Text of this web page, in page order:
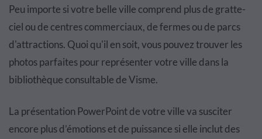
Peu importe si votre belle ville comprend plus de gratte-
ciel ou de centres commerciaux, de fermes ou de parcs
d'attractions. Quoi qu'il en soit, vous pouvez trouver les
photos parfaites pour représenter votre ville dans la
bibliothèque consultable de Visme.
La présentation PowerPoint de votre ville va susciter
encore plus d’émotions et de puissance si elle inclut des